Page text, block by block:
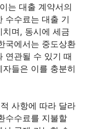
는 대출 계약서의
수수료는 대출 기
며, 동시에 세금
국에서는 중도상환
연관될 수 있기 때
들은 이를 충분히
사항에 따라 달라
수수료를 지불할